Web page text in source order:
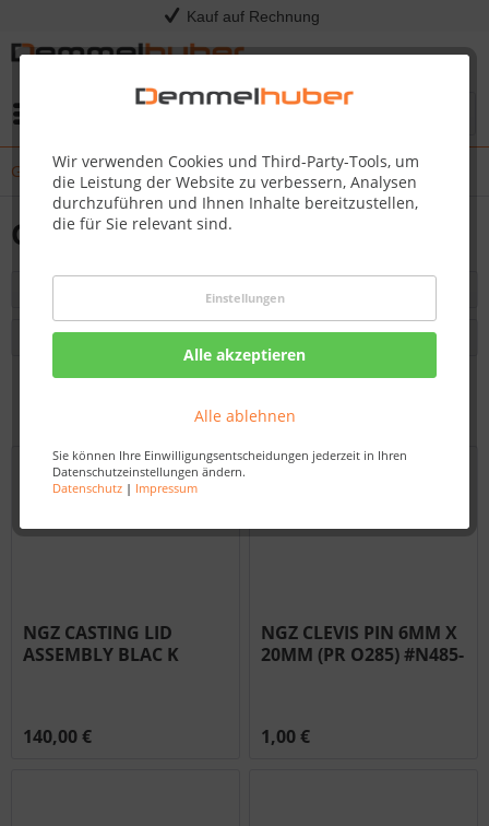
Kauf auf Rechnung
Wir verwenden Cookies und Third-Party-Tools, um
die Leistung der Website zu verbessern, Analysen
durchzuführen und Ihnen Inhalte bereitzustellen,
die für Sie relevant sind.
Einstellungen
Alle akzeptieren
Alle ablehnen
Sie können Ihre Einwilligungsentscheidungen jederzeit in Ihren
Datenschutzeinstellungen ändern.
Datenschutz| Impressum
Gasgrills PORTABLE SERIES
Gasgrills PORTABLE SERIES
NGZ CASTING LID
ASSEMBLY BLAC K
140,00 €
NGZ CLEVIS PIN 6MM X
20MM (PR O285) #N485-
1,00 €